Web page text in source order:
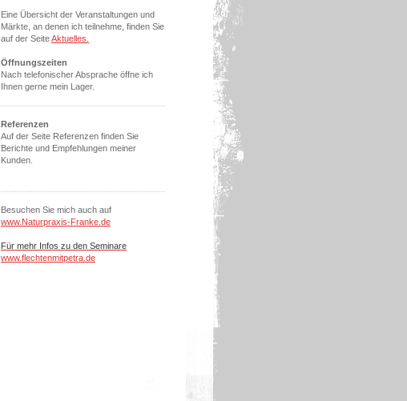
Eine Übersicht der Veranstaltungen und
Märkte, an denen ich teilnehme, finden Sie
auf der SeiteAktuelles.
Öffnungszeiten
Nach telefonischer Absprache öffne ich
Ihnen gerne mein Lager.
Referenzen
Auf der Seite Referenzen finden Sie
Berichte und Empfehlungen meiner
Kunden.
Besuchen Sie mich auch auf
www.Naturpraxis-Franke.de
Für mehr Infos zu den Seminare
www.flechtenmitpetra.de